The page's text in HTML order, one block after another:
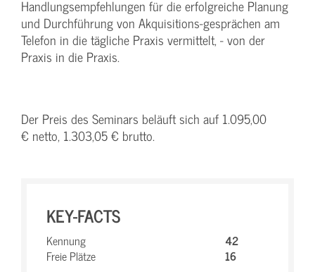
Handlungsempfehlungen für die erfolgreiche Planung
und Durchführung von Akquisitions-gesprächen am
Telefon in die tägliche Praxis vermittelt, - von der
Praxis in die Praxis.
Der Preis des Seminars beläuft sich auf 1.095,00
€ netto, 1.303,05 € brutto.
KEY-FACTS
Kennung
42
Freie Plätze
16